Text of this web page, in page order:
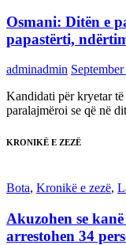
Osmani: Ditën e
papastërti,
adminadmin
Kandidati për kryetar
paralajmëroi se që në
KRONIKË E ZEZË
Bota, Kronikë e zezë,
Akuzohen se
arrestohen 34